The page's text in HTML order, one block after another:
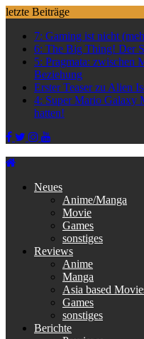
Skip
content
letzte Beiträge
7: Gaming ist nicht
6: The Big Thing! Der
5: Pragmata: zwischen
Beziehung
Erster Teaser zu Alien
4: Super Mario Galaxy
hatten!
Neues
Anime/Manga
Movie
Games
sonstiges
Reviews
Anime
Manga
Asia based
Games
sonstiges
Berichte